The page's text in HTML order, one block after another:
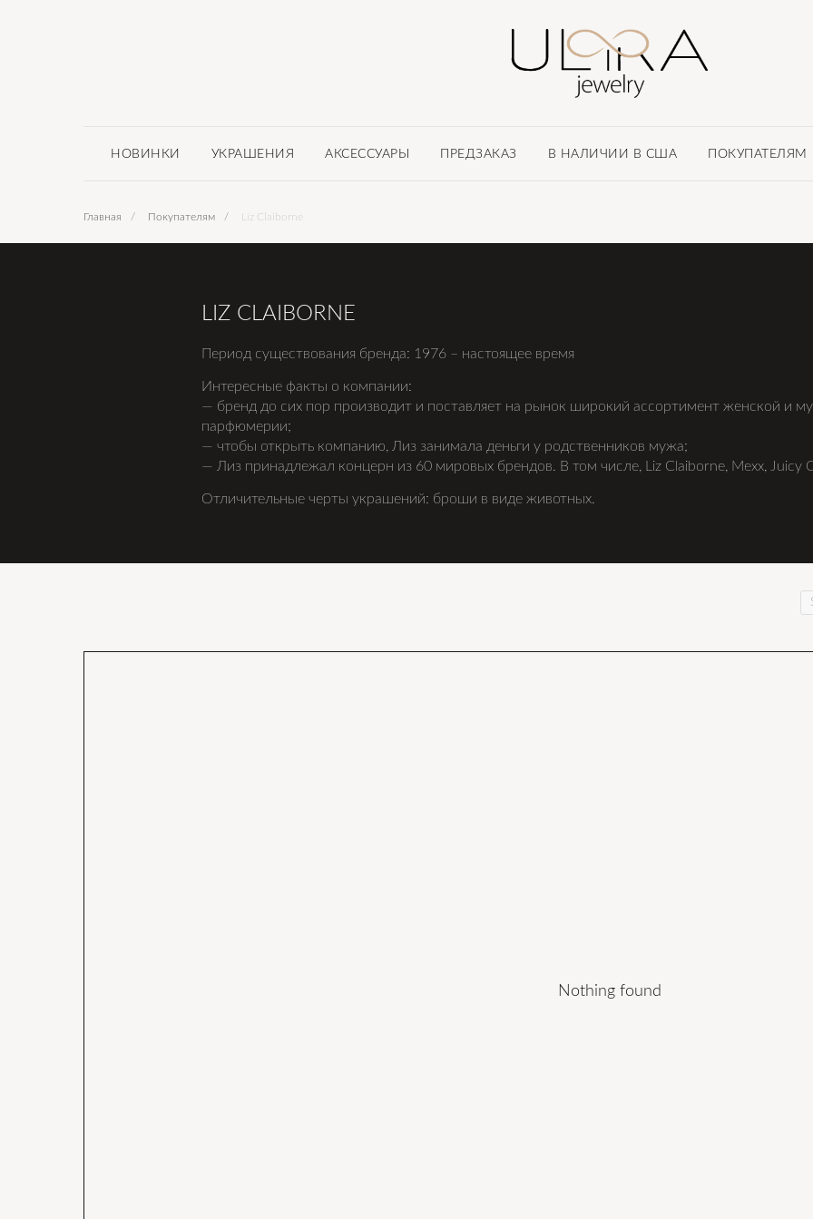
НОВИНКИ УКРАШЕНИЯ АКСЕССУАРЫ ПРЕДЗАКАЗ В НАЛИЧИИ В США ПОКУПАТЕЛЯМ
Главная / Покупателям / Liz Claiborne
LIZ CLAIBORNE
Период существования бренда: 1976 – настоящее время
Интересные факты о компании:
— бренд до сих пор производит и поставляет на рынок широкий ассортимент женской и
парфюмерии;
— чтобы открыть компанию, Лиз занимала деньги у родственников мужа;
— Лиз принадлежал концерн из 60 мировых брендов. В том числе, Liz Claiborne, Mexx, Juicy
Отличительные черты украшений: броши в виде животных.
Nothing found